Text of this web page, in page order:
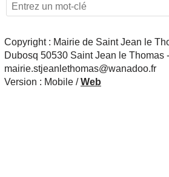
Copyright : Mairie de Saint Jean le
Dubosq 50530 Saint Jean le Thomas
mairie.stjeanlethomas@wanadoo.fr
Version : Mobile /Web